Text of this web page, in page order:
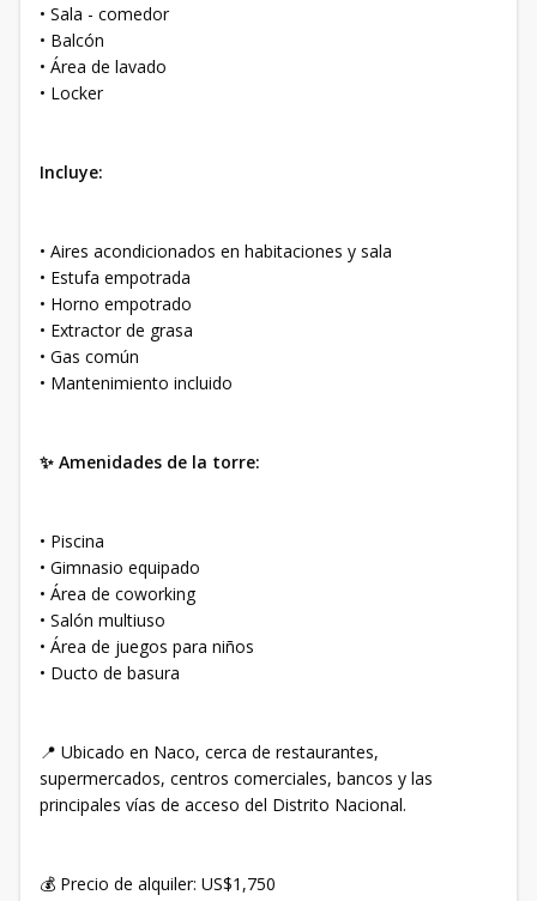
• Sala - comedor
• Balcón
• Área de lavado
• Locker
Incluye:
• Aires acondicionados en habitaciones y sala
• Estufa empotrada
• Horno empotrado
• Extractor de grasa
• Gas común
• Mantenimiento incluido
✨ Amenidades de la torre:
• Piscina
• Gimnasio equipado
• Área de coworking
• Salón multiuso
• Área de juegos para niños
• Ducto de basura
📍 Ubicado en Naco, cerca de restaurantes,
supermercados, centros comerciales, bancos y las
principales vías de acceso del Distrito Nacional.
💰 Precio de alquiler: US$1,750